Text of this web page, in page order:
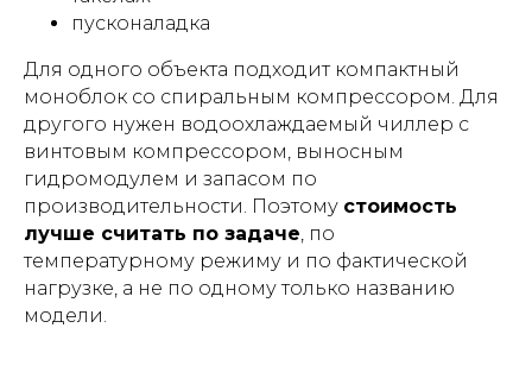
пусконаладка
Для одного объекта подходит компактный
моноблок со спиральным компрессором. Для
другого нужен водоохлаждаемый чиллер с
винтовым компрессором, выносным
гидромодулем и запасом по
производительности. Поэтому стоимость
лучше считать по задаче , по
температурному режиму и по фактической
нагрузке, а не по одному только названию
модели.